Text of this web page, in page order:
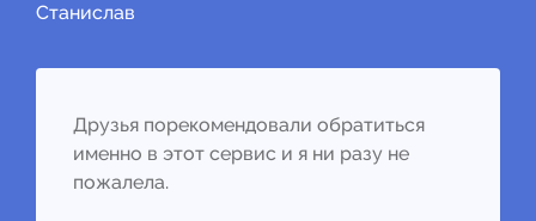
Станислав
Друзья порекомендовали обратиться
именно в этот сервис и я ни разу не
пожалела.